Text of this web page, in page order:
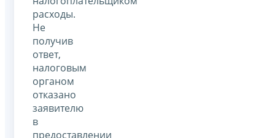
расходы.
Не
получив
ответ,
налоговым
органом
отказано
заявителю
в
предоставлении